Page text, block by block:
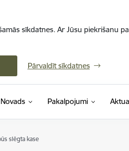
sīkdatnes. Ar Jūsu piekrišanu
Pārvaldīt sīkdatnes
Novads Pakalpojumi
slēgta kase